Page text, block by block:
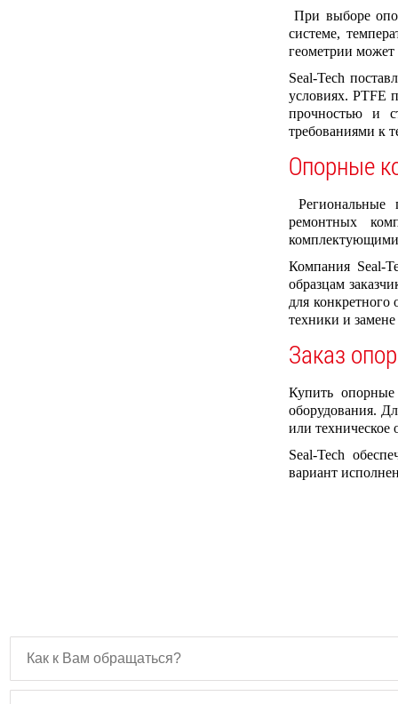
При выборе
системе,
геометрии
Seal-Tech
условиях. PTFE
прочностью и
требованиями к
Опорные
Региональные
ремонтных
Компания Seal-
образцам
для
техники и
Заказ
Купить
оборудования.
или техническое
Seal-Tech
вариант